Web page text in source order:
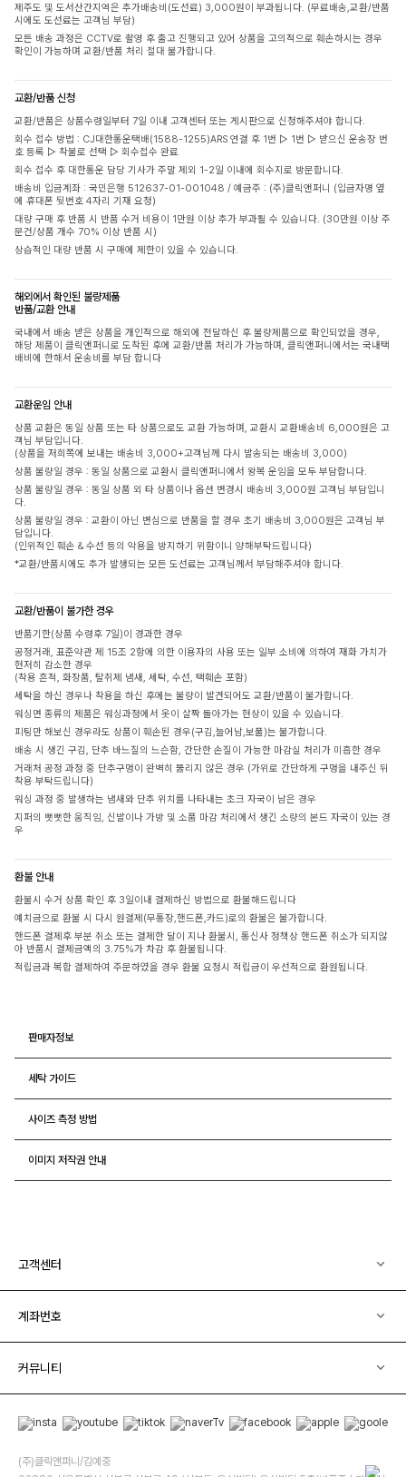
제주도 및 도서산간지역은 추가배송비(도선료) 3,000원이 부과됩니다. (무료배송,교환/반품
시에도 도선료는 고객님 부담)
모든 배송 과정은 CCTV로 촬영 후 출고 진행되고 있어 상품을 고의적으로 훼손하시는 경우
확인이 가능하며 교환/반품 처리 절대 불가합니다.
교환/반품 신청
교환/반품은 상품수령일부터 7일 이내 고객센터 또는 게시판으로 신청해주셔야 합니다.
회수 접수 방법 : CJ대한통운택배(1588-1255)ARS 연결 후 1번 ▷ 1번 ▷ 받으신 운송장 번
호 등록 ▷ 착불로 선택 ▷ 회수접수 완료
회수 접수 후 대한통운 담당 기사가 주말 제외 1-2일 이내에 회수지로 방문합니다.
배송비 입금계좌 : 국민은행 512637-01-001048 / 예금주 : (주)클릭앤퍼니 (입금자명 옆
에 휴대폰 뒷번호 4자리 기재 요청)
대량 구매 후 반품 시 반품 수거 비용이 1만원 이상 추가 부과될 수 있습니다. (30만원 이상 주
문건/상품 개수 70% 이상 반품 시)
상습적인 대량 반품 시 구매에 제한이 있을 수 있습니다.
해외에서 확인된 불량제품
반품/교환 안내
국내에서 배송 받은 상품을 개인적으로 해외에 전달하신 후 불량제품으로 확인되었을 경우,
해당 제품이 클릭앤퍼니로 도착된 후에 교환/반품 처리가 가능하며, 클릭앤퍼니에서는 국내택
배비에 한해서 운송비를 부담 합니다
교환운임 안내
상품 교환은 동일 상품 또는 타 상품으로도 교환 가능하며, 교환시 교환배송비 6,000원은 고
객님 부담입니다.
(상품을 저희쪽에 보내는 배송비 3,000+고객님께 다시 발송되는 배송비 3,000)
상품 불량일 경우 : 동일 상품으로 교환시 클릭앤퍼니에서 왕복 운임을 모두 부담합니다.
상품 불량일 경우 : 동일 상품 외 타 상품이나 옵션 변경시 배송비 3,000원 고객님 부담입니
다.
상품 불량일 경우 : 교환이 아닌 변심으로 반품을 할 경우 초기 배송비 3,000원은 고객님 부
담입니다.
(인위적인 훼손 & 수선 등의 악용을 방지하기 위함이니 양해부탁드립니다)
*교환/반품시에도 추가 발생되는 모든 도선료는 고객님께서 부담해주셔야 합니다.
교환/반품이 불가한 경우
반품기한(상품 수령후 7일)이 경과한 경우
공정거래, 표준약관 제 15조 2항에 의한 이용자의 사용 또는 일부 소비에 의하여 재화 가치가
현저히 감소한 경우
(착용 흔적, 화장품, 탈취제 냄새, 세탁, 수선, 택훼손 포함)
세탁을 하신 경우나 착용을 하신 후에는 불량이 발견되어도 교환/반품이 불가합니다.
워싱면 종류의 제품은 워싱과정에서 옷이 살짝 돌아가는 현상이 있을 수 있습니다.
피팅만 해보신 경우라도 상품이 훼손된 경우(구김,늘어남,보풀)는 불가합니다.
배송 시 생긴 구김, 단추 바느질의 느슨함, 간단한 손질이 가능한 마감실 처리가 미흡한 경우
거래처 공정 과정 중 단추구멍이 완벽히 뚫리지 않은 경우 (가위로 간단하게 구멍을 내주신 뒤
착용 부탁드립니다)
워싱 과정 중 발생하는 냄새와 단추 위치를 나타내는 초크 자국이 남은 경우
지퍼의 뻣뻣한 움직임, 신발이나 가방 및 소품 마감 처리에서 생긴 소량의 본드 자국이 있는 경
우
환불 안내
환불시 수거 상품 확인 후 3일이내 결제하신 방법으로 환불해드립니다
예치금으로 환불 시 다시 원결제(무통장,핸드폰,카드)로의 환불은 불가합니다.
핸드폰 결제후 부분 취소 또는 결제한 달이 지나 환불시, 통신사 정책상 핸드폰 취소가 되지않
아 반품시 결제금액의 3.75%가 차감 후 환불됩니다.
적립금과 복합 결제하여 주문하였을 경우 환불 요청시 적립금이 우선적으로 환원됩니다.
판매자정보
세탁 가이드
사이즈 측정 방법
이미지 저작권 안내
고객센터
계좌번호
커뮤니티
(주)클릭앤퍼니/김예중